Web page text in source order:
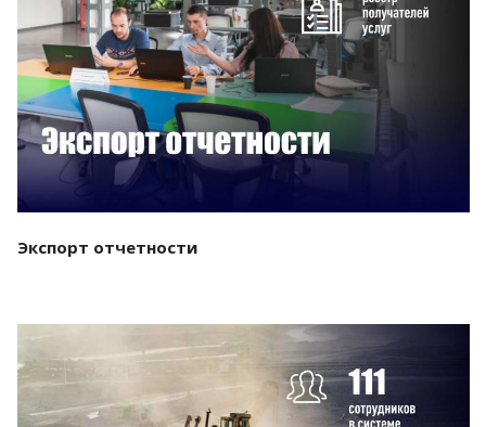
Смотреть проект
Экспорт отчетности